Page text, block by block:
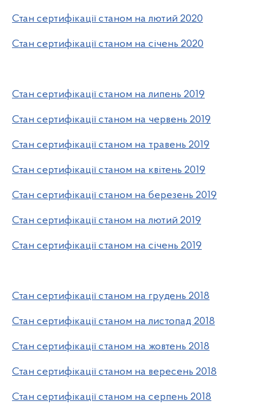
Стан сертифікації станом на лютий 2020
Стан сертифікації станом на січень 2020
Стан сертифікації станом на липень 2019
Стан сертифікації станом на червень 2019
Стан сертифікації станом на травень 2019
Стан сертифікації станом на квітень 2019
Стан сертифікації станом на березень 2019
Стан сертифікації станом на лютий 2019
Стан сертифікації станом на січень 2019
Стан сертифікації станом на грудень 2018
Стан сертифікації станом на листопад 2018
Стан сертифікації станом на жовтень 2018
Стан сертифікації станом на вересень 2018
Стан сертифікації станом на серпень 2018